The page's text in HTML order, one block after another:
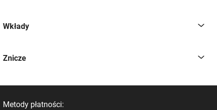
Wkłady
Znicze
Metody płatności: